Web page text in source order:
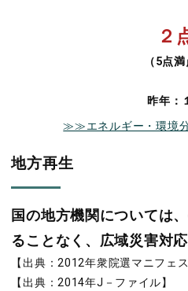
２
（5点満
昨年：
≫≫エネルギー・環境
地方再生
国の地方機関については
ることなく、広域災害対
【出典：2012年衆院選マニフェス
【出典：2014年J－ファイル】